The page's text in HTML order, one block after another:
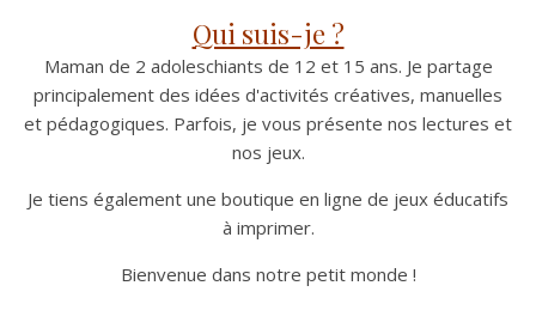
Qui suis-je ?
Maman de 2 adoleschiants de 12 et 15 ans. Je partage
principalement des idées d'activités créatives, manuelles
et pédagogiques. Parfois, je vous présente nos lectures et
nos jeux.
Je tiens également une boutique en ligne de jeux éducatifs
à imprimer.
Bienvenue dans notre petit monde !